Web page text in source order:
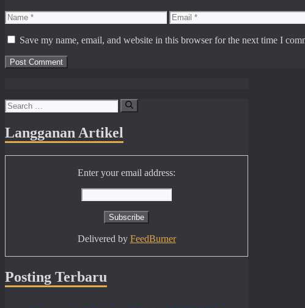
Name Email
Save my name, email, and website in this browser for the next time I
Search
for:
Langganan Artikel
Enter your email address:
Delivered by FeedBurner
Posting Terbaru